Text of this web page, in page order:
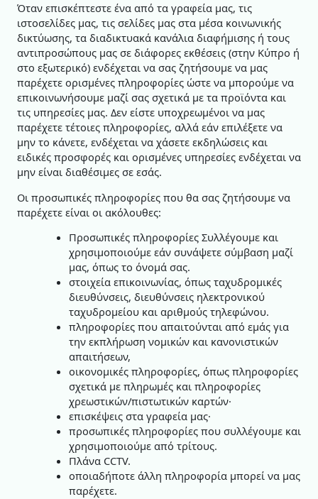
Όταν επισκέπτεστε ένα από τα γραφεία μας, τις
ιστοσελίδες μας, τις σελίδες μας στα μέσα κοινωνικής
δικτύωσης, τα διαδικτυακά κανάλια διαφήμισης ή τους
αντιπροσώπους μας σε διάφορες εκθέσεις (στην Κύπρο ή
στο εξωτερικό) ενδέχεται να σας ζητήσουμε να μας
παρέχετε ορισμένες πληροφορίες ώστε να μπορούμε να
επικοινωνήσουμε μαζί σας σχετικά με τα προϊόντα και
τις υπηρεσίες μας. Δεν είστε υποχρεωμένοι να μας
παρέχετε τέτοιες πληροφορίες, αλλά εάν επιλέξετε να
μην το κάνετε, ενδέχεται να χάσετε εκδηλώσεις και
ειδικές προσφορές και ορισμένες υπηρεσίες ενδέχεται να
μην είναι διαθέσιμες σε εσάς.
Οι προσωπικές πληροφορίες που θα σας ζητήσουμε να
παρέχετε είναι οι ακόλουθες:
Προσωπικές πληροφορίες Συλλέγουμε και
χρησιμοποιούμε εάν συνάψετε σύμβαση μαζί
μας, όπως το όνομά σας.
στοιχεία επικοινωνίας, όπως ταχυδρομικές
διευθύνσεις, διευθύνσεις ηλεκτρονικού
ταχυδρομείου και αριθμούς τηλεφώνου.
πληροφορίες που απαιτούνται από εμάς για
την εκπλήρωση νομικών και κανονιστικών
απαιτήσεων,
οικονομικές πληροφορίες, όπως πληροφορίες
σχετικά με πληρωμές και πληροφορίες
χρεωστικών/πιστωτικών καρτών·
επισκέψεις στα γραφεία μας·
προσωπικές πληροφορίες που συλλέγουμε και
χρησιμοποιούμε από τρίτους.
Πλάνα CCTV.
οποιαδήποτε άλλη πληροφορία μπορεί να μας
παρέχετε.